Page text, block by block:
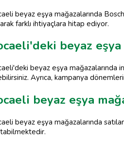
beyaz eşya mağazalarında
farklı ihtiyaçlara hitap ediyor.
beyaz
beyaz eşya mağazalarında
Ayrıca, kampanya
beyaz eşya
beyaz eşya mağazalarında